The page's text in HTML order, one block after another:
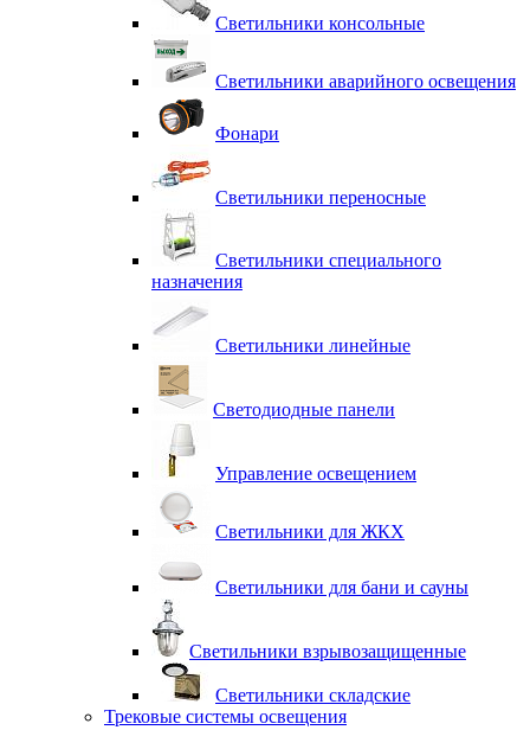
Светильники консольные
Светильники аварийного освещения
Фонари
Светильники переносные
Светильники специального
назначения
Светильники линейные
Светодиодные панели
Управление освещением
Светильники для ЖКХ
Светильники для бани и сауны
Светильники взрывозащищенные
Светильники складские
Трековые системы освещения